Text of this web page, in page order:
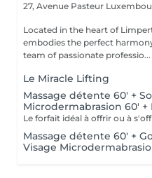
27, Avenue Pasteur
Located in the heart of
embodies the perfect harmony
team of passionate professio...
Le Miracle Lifting
Massage détente 60' +
Microdermabrasion 60' +
Massage détente 60' +
Visage